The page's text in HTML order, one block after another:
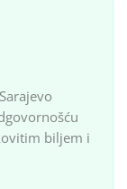
biljem i